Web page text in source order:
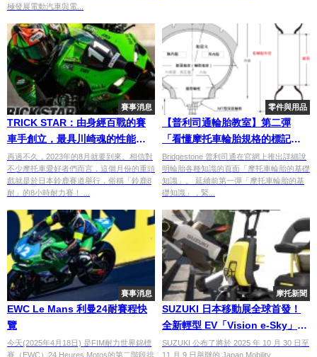
極發展電動汽車與電...
賽事消息
TRICK STAR：由身經百戰的賽
車手創立，最具川崎魂的性能改
裝品牌！
再過不久，2023年的8月就要到來。相信對
不少摩托車愛好者們而言，這個月份的重頭
戲就是於日本鈴鹿賽道舉行，俗稱「鈴鹿8
耐」的8小時耐力賽！ ...
零件與用品
【普利司通輪胎教室】第二彈
「看懂摩托車輪胎規格的標記」
篇
Bridgestone 普利司通在官網上推出詳細說
明輪胎各種知識的頁面「摩托車輪胎的基礎
知識」。 延續前第一彈「摩托車輪胎的基
礎知識」，緊...
賽事消息
EWC Le Mans 利曼24耐賽程快
覽
今天(2025年4月18日) 是FIM耐力世界錦標
賽（EWC）24 Heures Motos的第二階段排
摩托新聞
SUZUKI 日本移動展全球首發！
全新輕型 EV「Vision e-Sky」登
場，概念車同步進化！
SUZUKI 公布了將於 2025 年 10 月 30 日至
11 月 9 日舉辦的 Japan Mobility